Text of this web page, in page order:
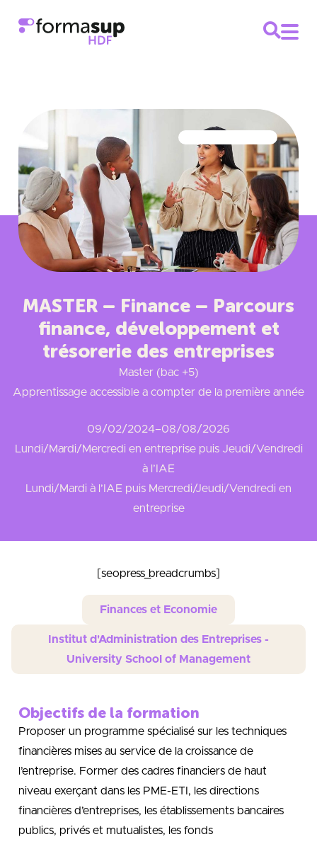
MASTER – Finance – Parcours
finance, développement et
trésorerie des entreprises
Master (bac +5)
Apprentissage accessible a compter de la première année
09/02/2024–08/08/2026
Lundi/Mardi/Mercredi en entreprise puis Jeudi/Vendredi
à l’IAE
Lundi/Mardi à l’IAE puis Mercredi/Jeudi/Vendredi en
entreprise
[seopress_breadcrumbs]
Finances et Economie
Institut d'Administration des Entreprises -
University School of Management
Objectifs de la formation
Proposer un programme spécialisé sur les techniques
financières mises au service de la croissance de
l’entreprise. Former des cadres financiers de haut
niveau exerçant dans les PME-ETI, les directions
financières d’entreprises, les établissements bancaires
publics, privés et mutualistes, les fonds